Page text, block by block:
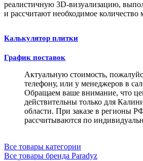
реалистичную 3D-визуализацию,
и рассчитают необходимое количество
Калькулятор плитки
График поставок
Актуальную стоимость,
телефону, или у менеджеров в
Обращаем ваше внимание, что
действительны только для
области. При заказе в регионы
рассчитываются по
Все товары категории
Все товары бренда Paradyz